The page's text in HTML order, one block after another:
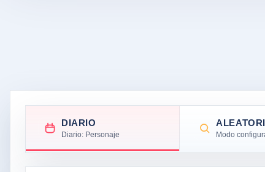
DIARIO
Diario: Personaje Modo